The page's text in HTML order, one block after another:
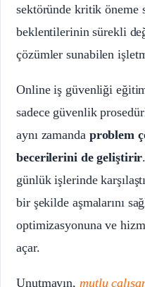
sektöründe kritik öneme
beklentilerinin sürekli
çözümler sunabilen
Online iş güvenliği
sadece güvenlik
aynı zamanda problem
becerilerini de geliştirir
günlük işlerinde
bir şekilde aşmalarını
optimizasyonuna ve
açar.
Unutmayın, mutlu